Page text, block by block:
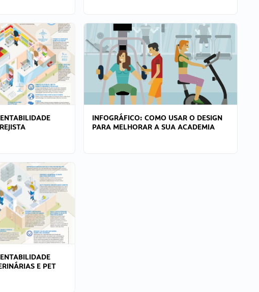
INFOGRÁFICO: COMO USAR O DESIGN
PARA MELHORAR A SUA ACADEMIA
E PET